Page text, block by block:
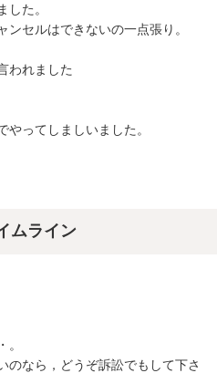
した。
セルはできないの一点張り。
われました
ってしましいました。
ムライン
のなら，どうぞ訴訟でもして下さ